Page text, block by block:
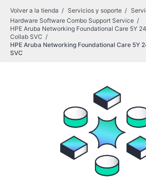
Volver a la tienda Servicios y soporte
Hardware Software Combo Support Service
HPE Aruba Networking Foundational Care 5Y
Collab SVC
HPE Aruba Networking Foundational Care 5Y
SVC